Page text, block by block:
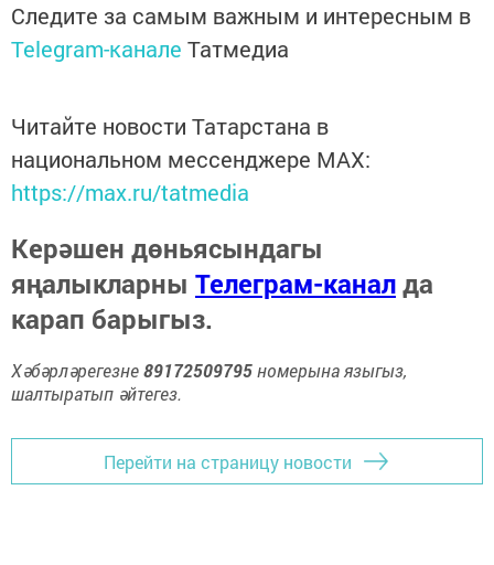
Следите за самым важным и интересным в
Telegram-канале Татмедиа
Читайте новости Татарстана в
национальном мессенджере MАХ:
https://max.ru/tatmedia
Керәшен дөньясындагы
яңалыкларны Телеграм-каналда
карап барыгыз.
Хәбәрләрегезне89172509795номерына языгыз,
шалтыратып әйтегез.
Перейти на страницу новости